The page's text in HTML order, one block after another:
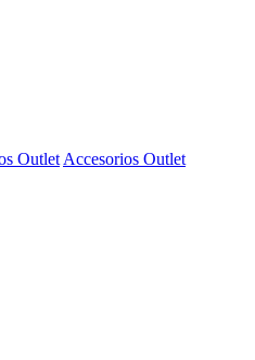
Outlet Accesorios Outlet